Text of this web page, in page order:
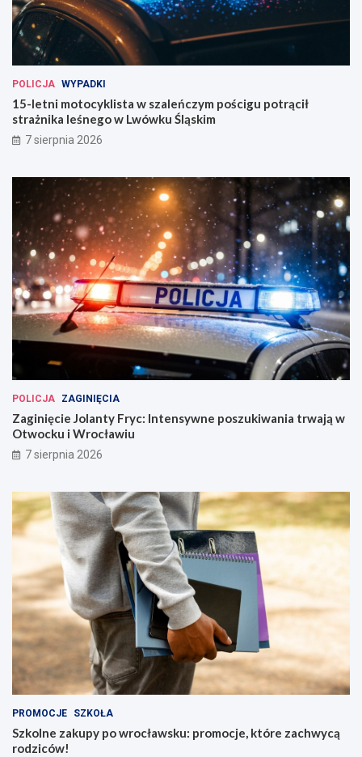
POLICJA WYPADKI
15-letni motocyklista w szaleńczym pościgu potrącił
strażnika leśnego w Lwówku Śląskim
7 sierpnia 2026
POLICJA ZAGINIĘCIA
Zaginięcie Jolanty Fryc: Intensywne poszukiwania trwają w
Otwocku i Wrocławiu
7 sierpnia 2026
PROMOCJE SZKOŁA
Szkolne zakupy po wrocławsku: promocje, które zachwycą
rodziców!